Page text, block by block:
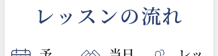
レッスンの流れ